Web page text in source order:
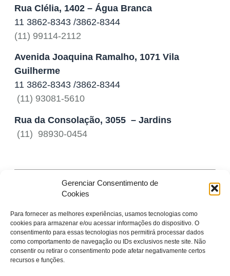
Gerenciar Consentimento de
Cookies
Para fornecer as melhores experiências, usamos tecnologias como
cookies para armazenar e/ou acessar informações do dispositivo. O
consentimento para essas tecnologias nos permitirá processar dados
como comportamento de navegação ou IDs exclusivos neste site. Não
consentir ou retirar o consentimento pode afetar negativamente certos
recursos e funções.
Rua Clélia, 1402 – Água Branca
‎11 3862-8343 /3862-8344
(11) 99114-2112
Avenida Joaquina Ramalho, 1071 Vila
Guilherme
‎11 3862-8343 /3862-8344
(11) 93081-5610
Rua da Consolação, 3055 – Jardins
(11) 98930-0454
Horário de Atendimento
Seg - Sex: 10:30h às 19:00h